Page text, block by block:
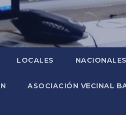
LOCALES NACIONALES
ASOCIACIÓN VECINAL